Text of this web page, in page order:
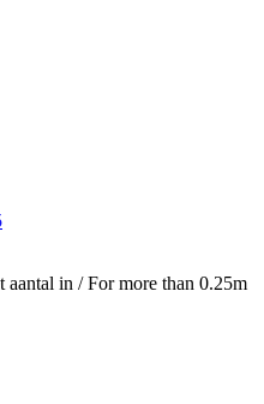
aantal in / For more than 0.25m